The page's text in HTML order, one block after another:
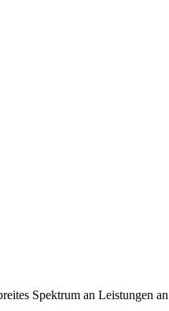
Spektrum an Leistungen